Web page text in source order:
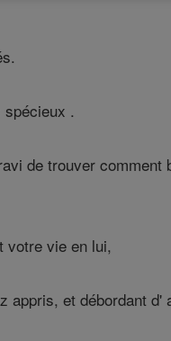
spécieux .
de trouver comment
votre vie en lui,
appris, et débordant d'